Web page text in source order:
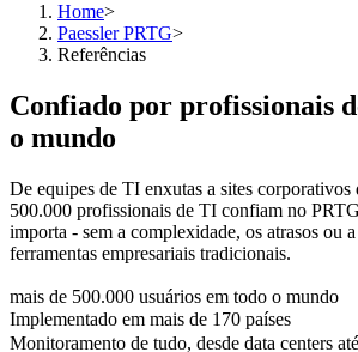
Home>
Paessler PRTG>
Referências
Confiado por profissionais
o mundo
De equipes de TI enxutas a sites
500.000 profissionais de TI confiam no
importa - sem a complexidade, os atrasos ou
ferramentas empresariais tradicionais.
mais de 500.000 usuários em todo o mundo
Implementado em mais de 170 países
Monitoramento de tudo, desde data centers